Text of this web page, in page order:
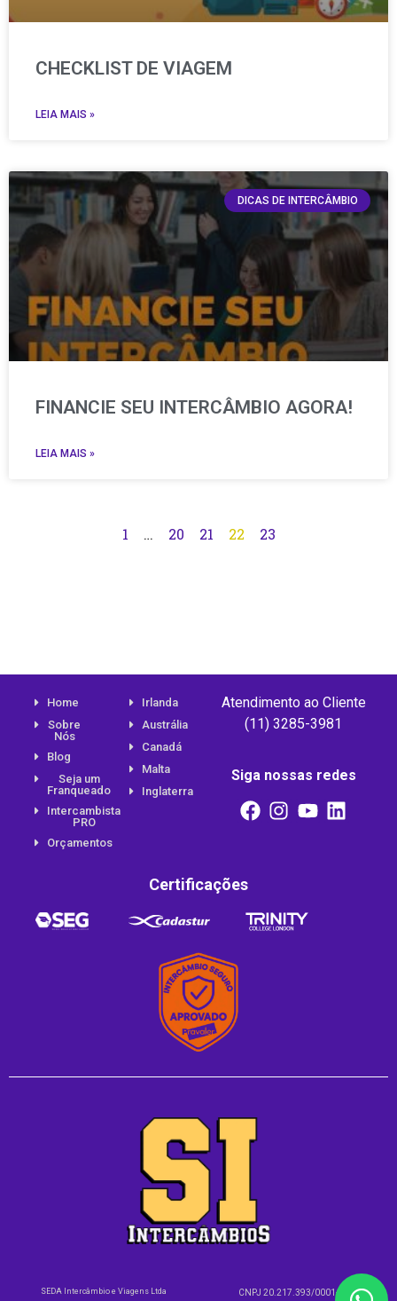
CHECKLIST DE VIAGEM
LEIA MAIS »
DICAS DE INTERCÂMBIO
FINANCIE SEU INTERCÂMBIO AGORA!
LEIA MAIS »
1 … 20 21 22 23
Home
Sobre
Nós
Blog
Seja um
Franqueado
Intercambista
PRO
Orçamentos
Irlanda
Austrália
Canadá
Malta
Inglaterra
Atendimento ao Cliente
(11) 3285-3981
Siga nossas redes
Certificações
SEDA Intercâmbio e Viagens Ltda CNPJ 20.217.393/0001-05